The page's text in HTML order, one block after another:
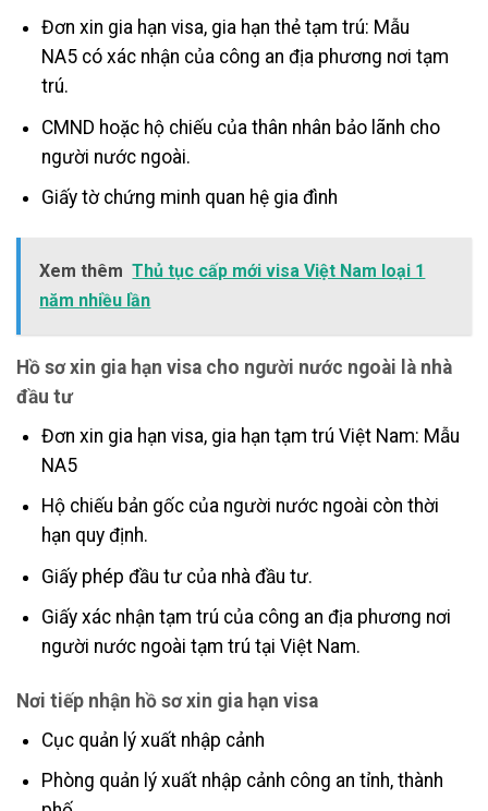
Đơn xin gia hạn visa, gia hạn thẻ tạm trú: Mẫu
NA5 có xác nhận của công an địa phương nơi tạm
trú.
CMND hoặc hộ chiếu của thân nhân bảo lãnh cho
người nước ngoài.
Giấy tờ chứng minh quan hệ gia đình
Xem thêm Thủ tục cấp mới visa Việt Nam loại 1
năm nhiều lần
Hồ sơ xin gia hạn visa cho người nước ngoài là nhà
đầu tư
Đơn xin gia hạn visa, gia hạn tạm trú Việt Nam: Mẫu
NA5
Hộ chiếu bản gốc của người nước ngoài còn thời
hạn quy định.
Giấy phép đầu tư của nhà đầu tư.
Giấy xác nhận tạm trú của công an địa phương nơi
người nước ngoài tạm trú tại Việt Nam.
Nơi tiếp nhận hồ sơ xin gia hạn visa
Cục quản lý xuất nhập cảnh
Phòng quản lý xuất nhập cảnh công an tỉnh, thành